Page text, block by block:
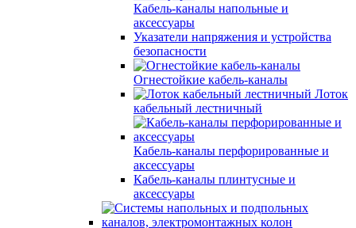
Кабель-каналы напольные и
аксессуары
Указатели напряжения и устройства
безопасности
Огнестойкие кабель-каналы
Лоток
кабельный лестничный
Кабель-каналы перфорированные и
аксессуары
Кабель-каналы плинтусные и
аксессуары